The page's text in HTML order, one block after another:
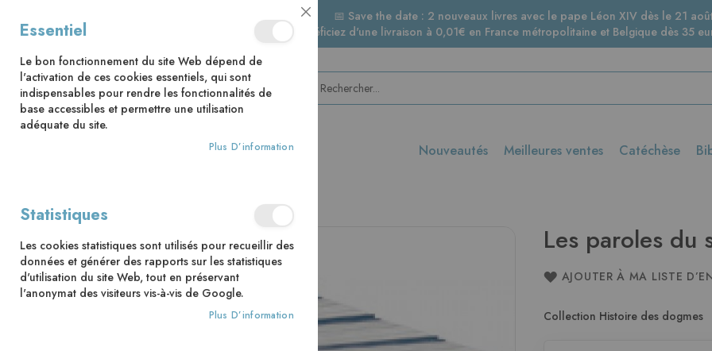
📅 Save the date : 2 nouveaux livres avec le pape Léon XIV dès le 21
🚚 Bénéficiez d'une livraison à 0,01€ en France métropolitaine et Belgique dès 35
Nouveautés Meilleures ventes Catéchèse
to
the
end
of
Les paroles du
AJOUTER À MA LISTE
Collection Histoire des dogmes
Close
Cookie
Bar
Essentiel
Le bon fonctionnement du site Web dépend de
l'activation de ces cookies essentiels, qui sont
indispensables pour rendre les fonctionnalités de
base accessibles et permettre une utilisation
adéquate du site.
Plus D’information
Statistiques
Les cookies statistiques sont utilisés pour recueillir des
données et générer des rapports sur les statistiques
d'utilisation du site Web, tout en préservant
l'anonymat des visiteurs vis-à-vis de Google.
Plus D’information